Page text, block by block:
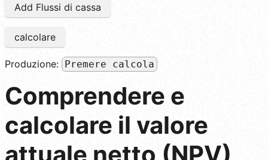
Add Flussi di cassa
calcolare
Produzione: Premere calcola
Comprendere e
calcolare il valore
attuale netto (NPV)